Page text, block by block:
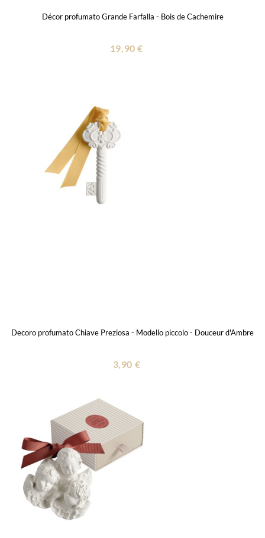
Décor profumato Grande Farfalla - Bois de Cachemire
19,90 €
Decoro profumato Chiave Preziosa - Modello piccolo - Douceur d'Ambre
3,90 €